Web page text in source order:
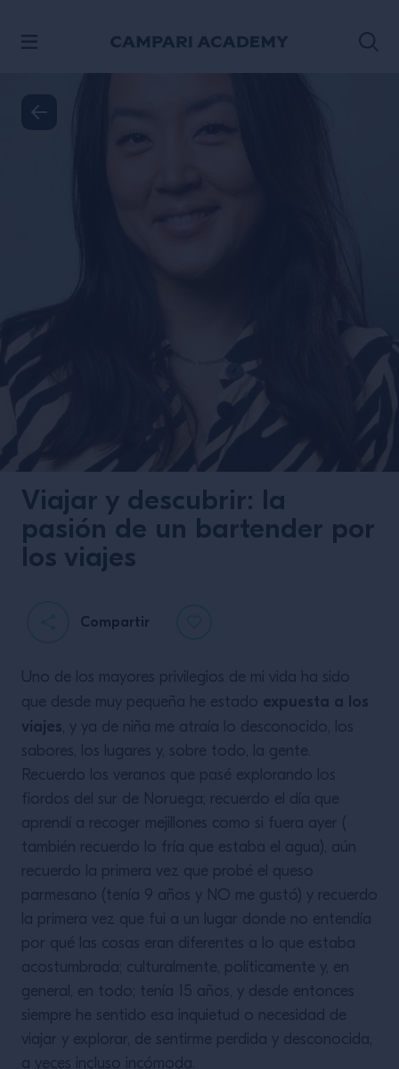
Viajar y descubrir: la
pasión de un bartender por
los viajes
Compartir
Uno de los mayores privilegios de mi vida ha sido
que desde muy pequeña he estado expuesta a los
viajes, y ya de niña me atraía lo desconocido, los
sabores, los lugares y, sobre todo, la gente.
Recuerdo los veranos que pasé explorando los
fiordos del sur de Noruega; recuerdo el día que
aprendí a recoger mejillones como si fuera ayer (
también recuerdo lo fría que estaba el agua), aún
recuerdo la primera vez que probé el queso
parmesano (tenía 9 años y NO me gustó) y recuerdo
la primera vez que fui a un lugar donde no entendía
por qué las cosas eran diferentes a lo que estaba
acostumbrada; culturalmente, políticamente y, en
general, en todo; tenía 15 años, y desde entonces
siempre he sentido esa inquietud o necesidad de
viajar y explorar, de sentirme perdida y desconocida,
a veces incluso incómoda.